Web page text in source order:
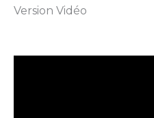
Version Vidéo